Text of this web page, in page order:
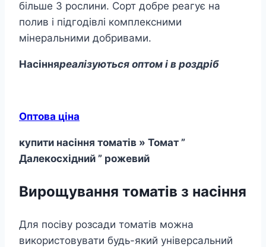
більше 3 рослини. Сорт добре реагує на
полив і підгодівлі комплексними
мінеральними добривами.
Насінняреалізуються оптом і в роздріб
Оптова ціна
купити насіння томатів » Томат ”
Далекосхідний ” рожевий
Вирощування томатів з насіння
Для посіву розсади томатів можна
використовувати будь-який універсальний